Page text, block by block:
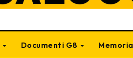
Documenti G8 Memoria